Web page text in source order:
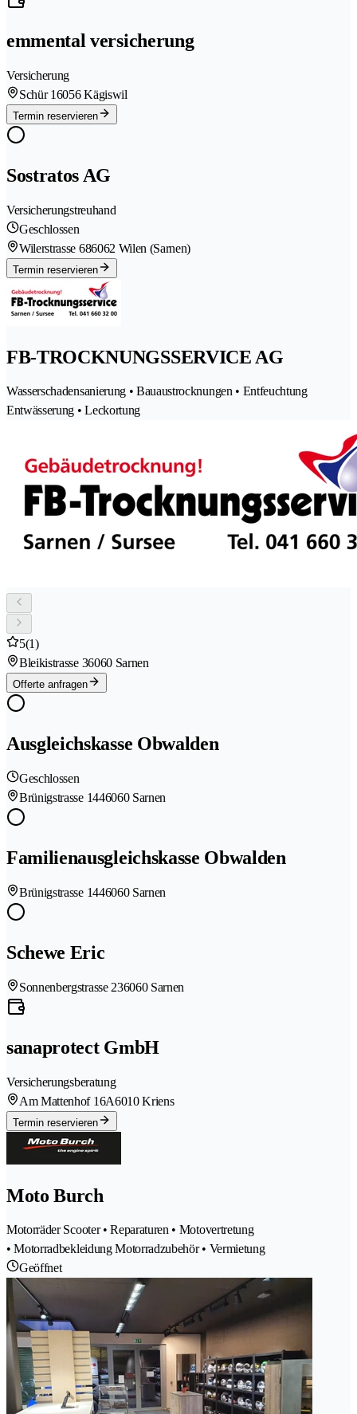
emmental versicherung
Versicherung
Schür 16056 Kägiswil
Termin reservieren
Sostratos AG
Versicherungstreuhand
Geschlossen
Wilerstrasse 686062 Wilen (Sarnen)
Termin reservieren
FB-TROCKNUNGSSERVICE AG
Wasserschadensanierung • Bauaustrocknungen • Entfeuchtung
Entwässerung • Leckortung
5(1)
Bleikistrasse 36060 Sarnen
Offerte anfragen
Ausgleichskasse Obwalden
Geschlossen
Brünigstrasse 1446060 Sarnen
Familienausgleichskasse Obwalden
Brünigstrasse 1446060 Sarnen
Schewe Eric
Sonnenbergstrasse 236060 Sarnen
sanaprotect GmbH
Versicherungsberatung
Am Mattenhof 16A6010 Kriens
Termin reservieren
Moto Burch
Motorräder Scooter • Reparaturen • Motovertretung
• Motorradbekleidung Motorradzubehör • Vermietung
Geöffnet